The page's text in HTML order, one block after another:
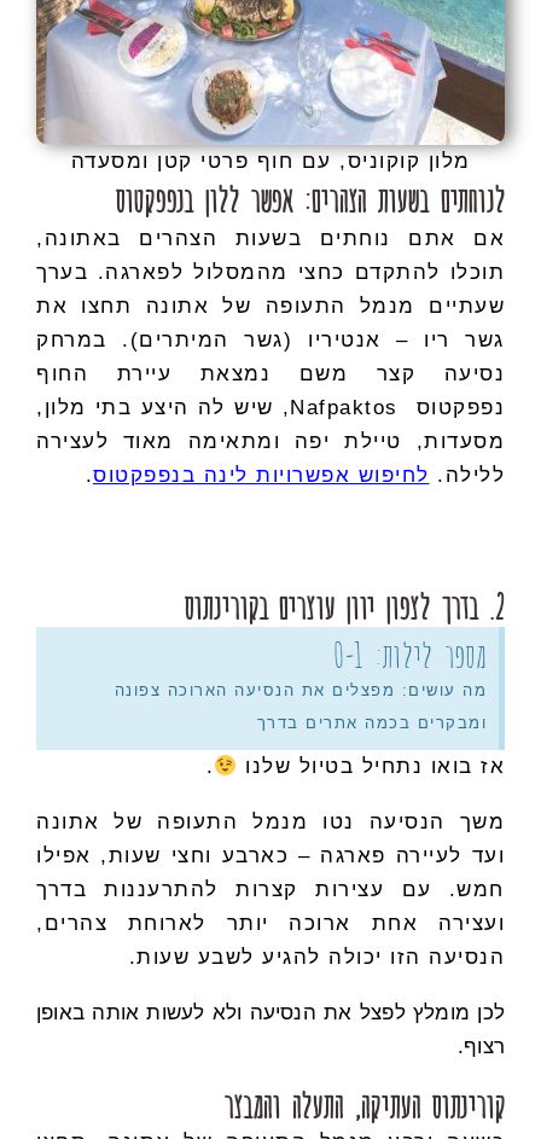
מלון קוקוניס, עם חוף פרטי קטן ומסעדה
לנוחתים בשעות הצהרים: אפשר ללון בנפפקטוס
אם אתם נוחתים בשעות הצהרים באתונה,
תוכלו להתקדם כחצי מהמסלול לפארגה. בערך
שעתיים מנמל התעופה של אתונה תחצו את
גשר ריו – אנטיריו (גשר המיתרים). במרחק
נסיעה קצר משם נמצאת עיירת החוף
נפפקטוס Nafpaktos, שיש לה היצע בתי מלון,
מסעדות, טיילת יפה ומתאימה מאוד לעצירה
ללילה. לחיפוש אפשרויות לינה בנפפקטוס.
2. בדרך לצפון יוון עוצרים בקורינתוס
מספר לילות: 0-1
מה עושים: מפצלים את הנסיעה הארוכה צפונה
ומבקרים בכמה אתרים בדרך
אז בואו נתחיל בטיול שלנו .
משך הנסיעה נטו מנמל התעופה של אתונה
ועד לעיירה פארגה – כארבע וחצי שעות, אפילו
חמש. עם עצירות קצרות להתרעננות בדרך
ועצירה אחת ארוכה יותר לארוחת צהרים,
הנסיעה הזו יכולה להגיע לשבע שעות.
לכן מומלץ לפצל את הנסיעה ולא לעשות אותה באופן
רצוף.
קורינתוס העתיקה, התעלה והמבצר